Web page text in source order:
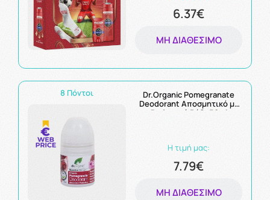
6.37€
ΜΗ ΔΙΑΘΈΣΙΜΟ
8 Πόντοι
Dr.Organic Pomegranate
Deodorant Αποσμητικό με
Βιολογικό Ρόδι 50ml
Η τιμή μας:
7.79€
ΜΗ ΔΙΑΘΈΣΙΜΟ